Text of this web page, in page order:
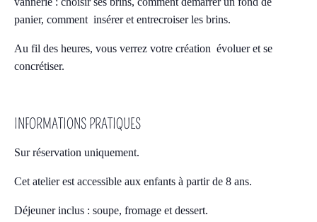
panier, comment insérer et entrecroiser les brins.
Au fil des heures, vous verrez votre création évoluer et se
concrétiser.
INFORMATIONS PRATIQUES
Sur réservation uniquement.
Cet atelier est accessible aux enfants à partir de 8 ans.
Déjeuner inclus : soupe, fromage et dessert.